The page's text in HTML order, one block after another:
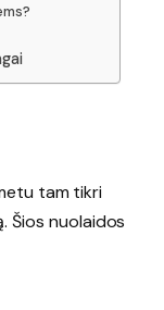
tam tikri
Šios nuolaidos